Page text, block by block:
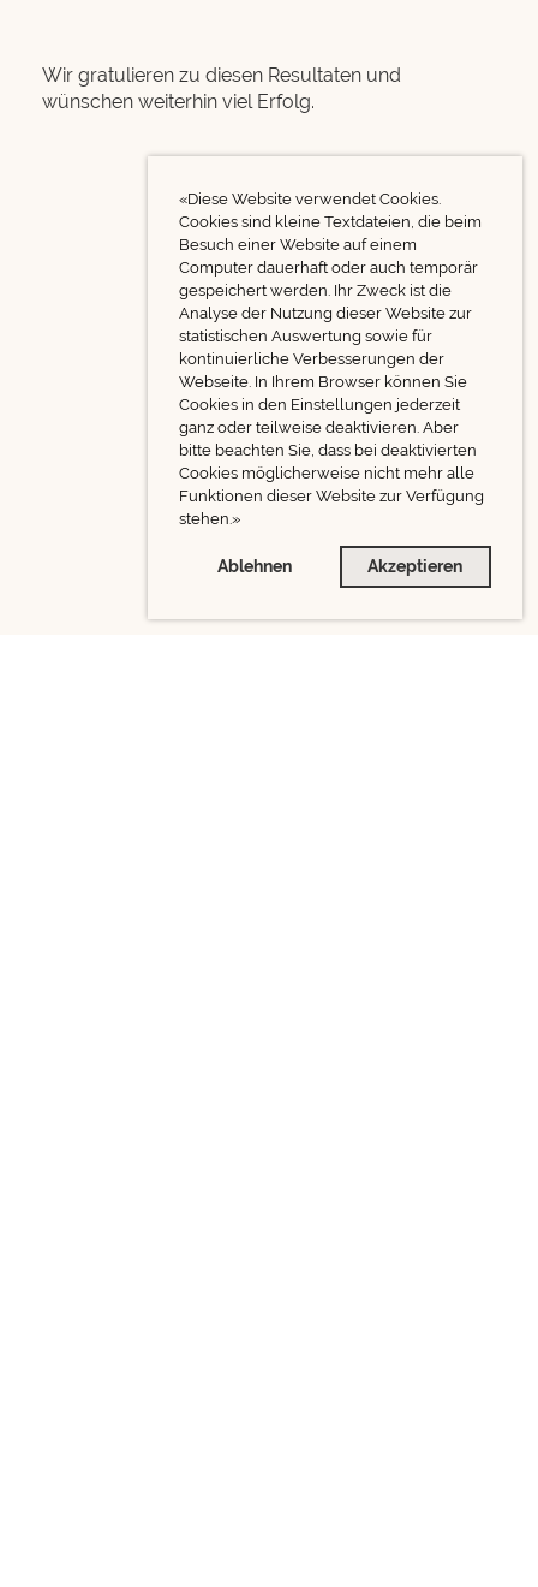
«Diese Website verwendet Cookies.
Cookies sind kleine Textdateien, die beim
Besuch einer Website auf einem
Computer dauerhaft oder auch temporär
gespeichert werden. Ihr Zweck ist die
Analyse der Nutzung dieser Website zur
statistischen Auswertung sowie für
kontinuierliche Verbesserungen der
Webseite. In Ihrem Browser können Sie
Cookies in den Einstellungen jederzeit
ganz oder teilweise deaktivieren. Aber
bitte beachten Sie, dass bei deaktivierten
Cookies möglicherweise nicht mehr alle
Funktionen dieser Website zur Verfügung
stehen.»
Ablehnen Akzeptieren
Wir gratulieren zu diesen Resultaten und
wünschen weiterhin viel Erfolg.